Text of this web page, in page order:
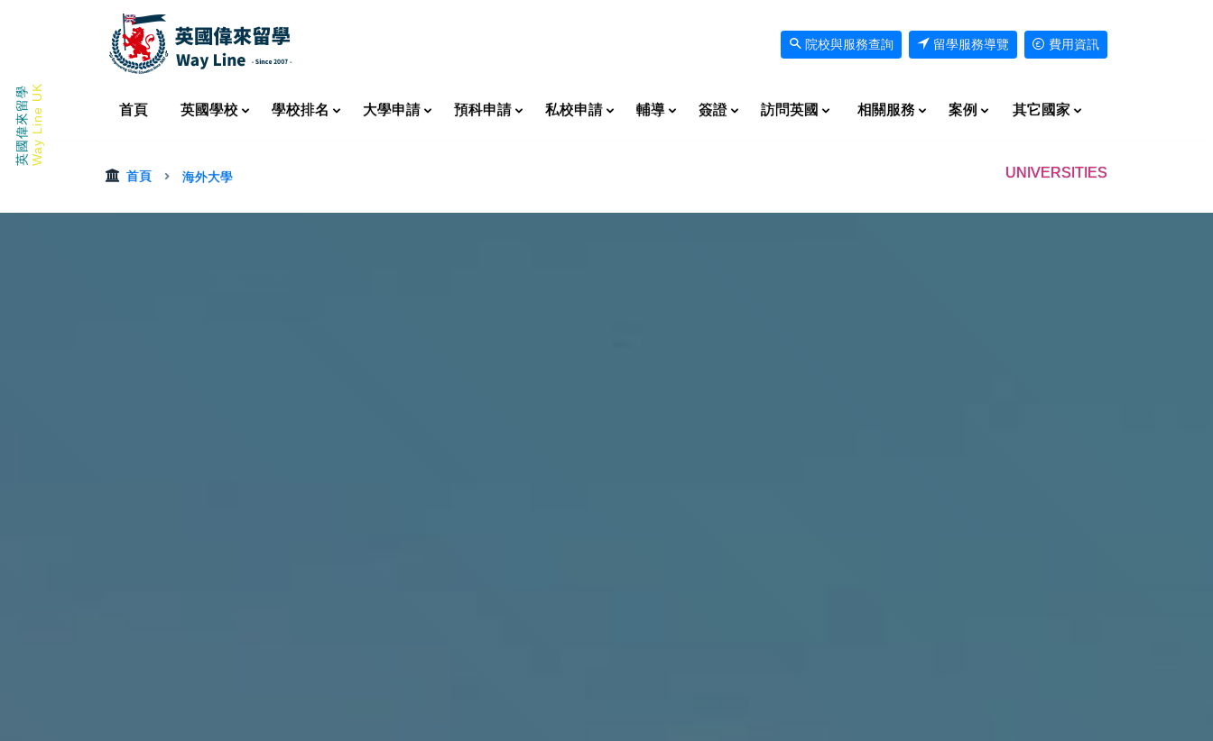
院校與服務查詢 留學服務導覽 費用資訊
首頁 英國學校 學校排名 大學申請 預科申請 私校申請 輔導 簽證 訪問英國 相關服務 案例 其它國家
英國偉來留學Way Line UK
首頁 海外大學 UNIVERSITIES